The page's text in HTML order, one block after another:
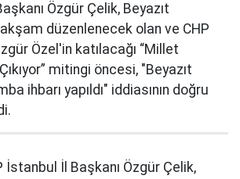
Özgür Çelik, Beyazıt
düzenlenecek olan ve CHP
Özel'in katılacağı “Millet
mitingi öncesi, "Beyazıt
ihbarı yapıldı" iddiasının doğru
İstanbul İl Başkanı Özgür Çelik,